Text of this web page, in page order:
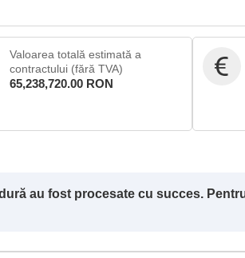
Valoarea totală estimată a
contractului (fără TVA)
65,238,720.00 RON
au fost procesate cu succes.